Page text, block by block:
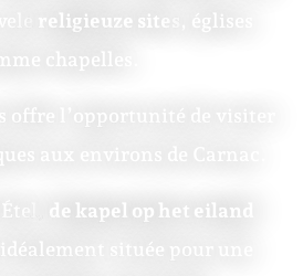
religieuze sites
chapelles.
aux environs de Carnac.
de kapel op het eiland
idéalement située pour une